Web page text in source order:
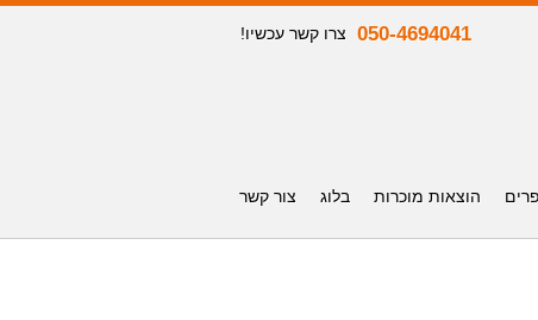
050-4694041 צרו קשר עכשיו!
צור קשר בלוג הוצאות מוכרות